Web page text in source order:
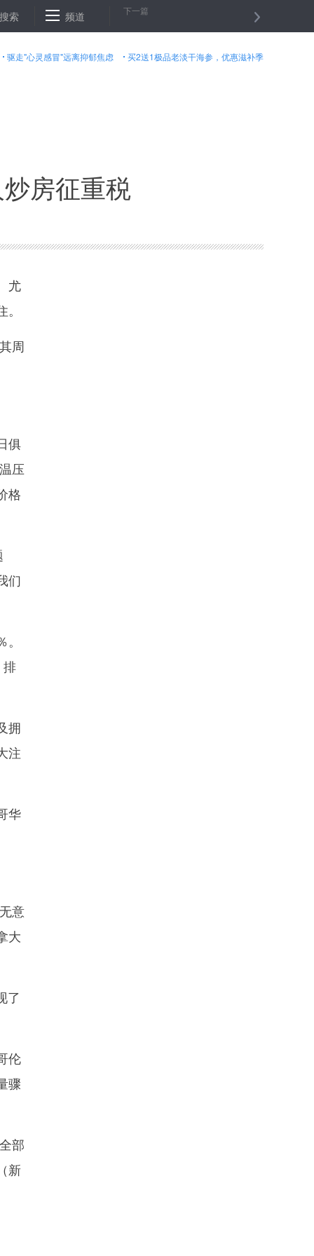
主要货币汇率２１日上涨 国际油价２１日下跌，６月交货的纽
搜索 频道 下一篇
驱走"心灵感冒"远离抑郁焦虑 买2送1极品老淡干海参，优惠滋补季
房征重税
尤
周
俱
压
格
们
排
拥
注
华
意
大
了
伦
骤
部
新